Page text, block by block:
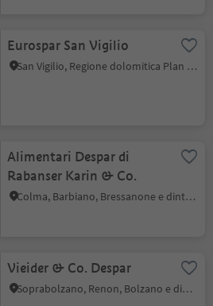
Eurospar San Vigilio
San Vigilio, Regione dolomitica Plan de Corones
Alimentari Despar di
Rabanser Karin & Co.
Colma, Barbiano, Bressanone e dintorni
Vieider & Co. Despar
Soprabolzano, Renon, Bolzano e dintorni